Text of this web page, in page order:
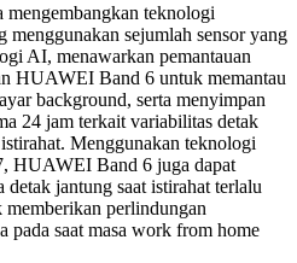
teknologi
menggunakan sejumlah sensor yang
AI, menawarkan pemantauan
HUAWEI Band 6 untuk memantau
background, serta menyimpan
24 jam terkait variabilitas detak
Menggunakan teknologi
HUAWEI Band 6 juga dapat
jantung saat istirahat terlalu
perlindungan
pada saat masa work from home